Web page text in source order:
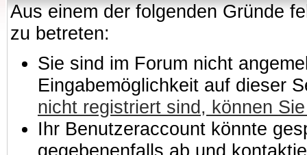
Aus einem der folgenden Gründe
zu betreten:
Sie sind im Forum nicht
Eingabemöglichkeit auf dieser
nicht registriert sind, können
Ihr Benutzeraccount könnte
gegebenenfalls ab und